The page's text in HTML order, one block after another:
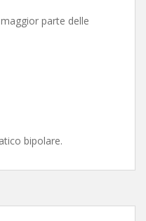
parte delle
bipolare.